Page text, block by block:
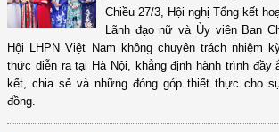
Chiều 27/3, Hội nghị Tổng kết
Lãnh đạo nữ và Ủy viên Ban
Hội LHPN Việt Nam không chuyên trách nhiệm
thức diễn ra tại Hà Nội, khẳng định hành trình đầy
kết, chia sẻ và những đóng góp thiết thực cho
đồng.